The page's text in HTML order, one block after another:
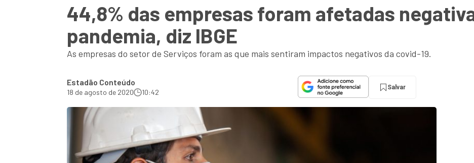
44,8% das empresas foram afetadas
pandemia, diz IBGE
As empresas do setor de Serviços foram as que mais sentiram impactos negativos da covid-19.
Estadão Conteúdo
18 de agosto de 2020 10:42
Salvar